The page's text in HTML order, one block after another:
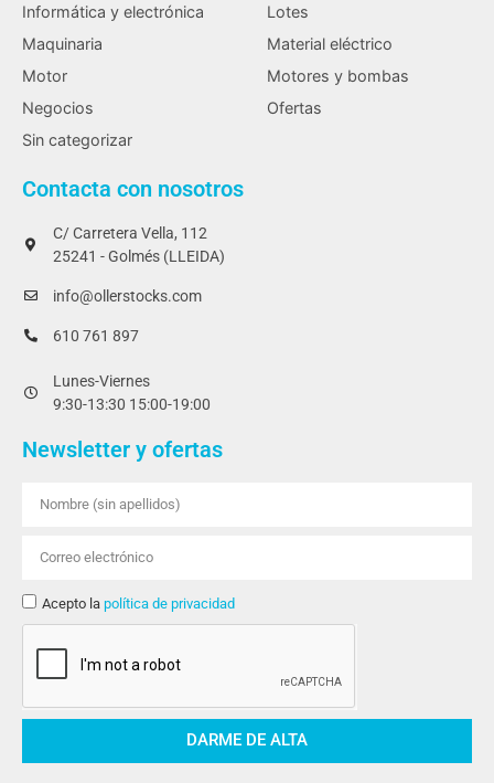
Informática y electrónica
Lotes
Maquinaria
Material eléctrico
Motor
Motores y bombas
Negocios
Ofertas
Sin categorizar
Contacta con nosotros
C/ Carretera Vella, 112
25241 - Golmés (LLEIDA)
info@ollerstocks.com
610 761 897
Lunes-Viernes
9:30-13:30 15:00-19:00
Newsletter y ofertas
Acepto la política de privacidad
DARME DE ALTA